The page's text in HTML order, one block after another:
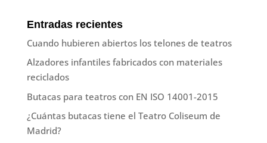
Entradas recientes
Cuando hubieren abiertos los telones de teatros
Alzadores infantiles fabricados con materiales
reciclados
Butacas para teatros con EN ISO 14001-2015
¿Cuántas butacas tiene el Teatro Coliseum de
Madrid?